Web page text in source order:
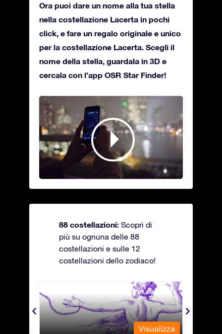
Ora puoi dare un nome alla tua stella
nella costellazione Lacerta in pochi
click, e fare un regalo originale e unico
per la costellazione Lacerta. Scegli il
nome della stella, guardala in 3D e
cercala con l’app OSR Star Finder!
88 costellazioni: Scopri di
più su ognuna delle 88
costellazioni e sulle 12
costellazioni dello zodiaco!
Andromeda - La fanciulla in catene
Visualizza